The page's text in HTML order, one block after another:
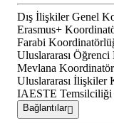
Dış İlişkiler Genel
Erasmus+
Farabi
Uluslararası
Mevlana
Uluslararası İlişkiler
IAESTE Temsilciliği
Bağlantılar